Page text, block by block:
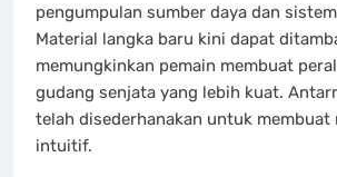
pengumpulan sumber daya dan
Material langka baru kini dapat
memungkinkan pemain membuat
gudang senjata yang lebih kuat.
telah disederhanakan untuk membuat
intuitif.